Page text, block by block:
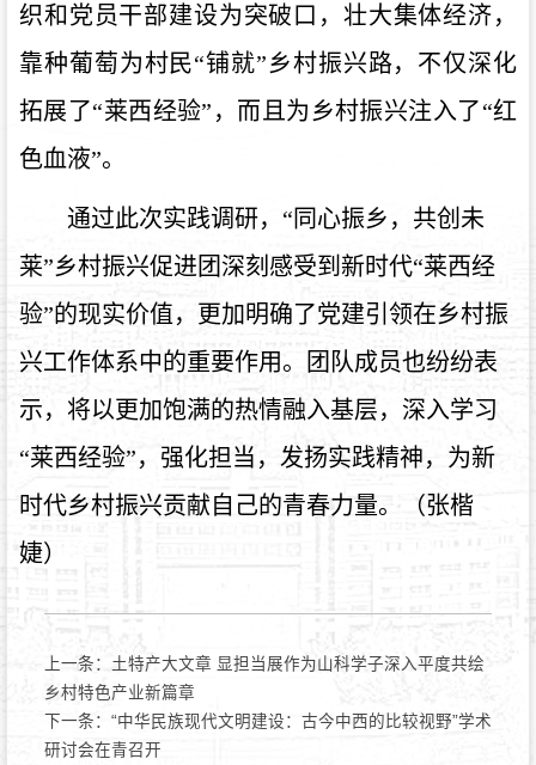
织和党员干部建设为突破口，壮大集体经济，
靠种葡萄为村民“铺就”乡村振兴路，不仅深化
拓展了“莱西经验”，而且为乡村振兴注入了“红
色血液”。
通过此次实践调研，“同心振乡，共创未
莱”乡村振兴促进团深刻感受到新时代“莱西经
验”的现实价值，更加明确了党建引领在乡村振
兴工作体系中的重要作用。团队成员也纷纷表
示，将以更加饱满的热情融入基层，深入学习
“莱西经验”，强化担当，发扬实践精神，为新
时代乡村振兴贡献自己的青春力量。（张楷
婕）
上一条： 土特产大文章 显担当展作为山科学子深入平度共绘
乡村特色产业新篇章
下一条： “中华民族现代文明建设：古今中西的比较视野”学术
研讨会在青召开